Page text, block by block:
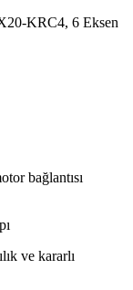
KRC4, 6 Eksen
bağlantısı
ve kararlı